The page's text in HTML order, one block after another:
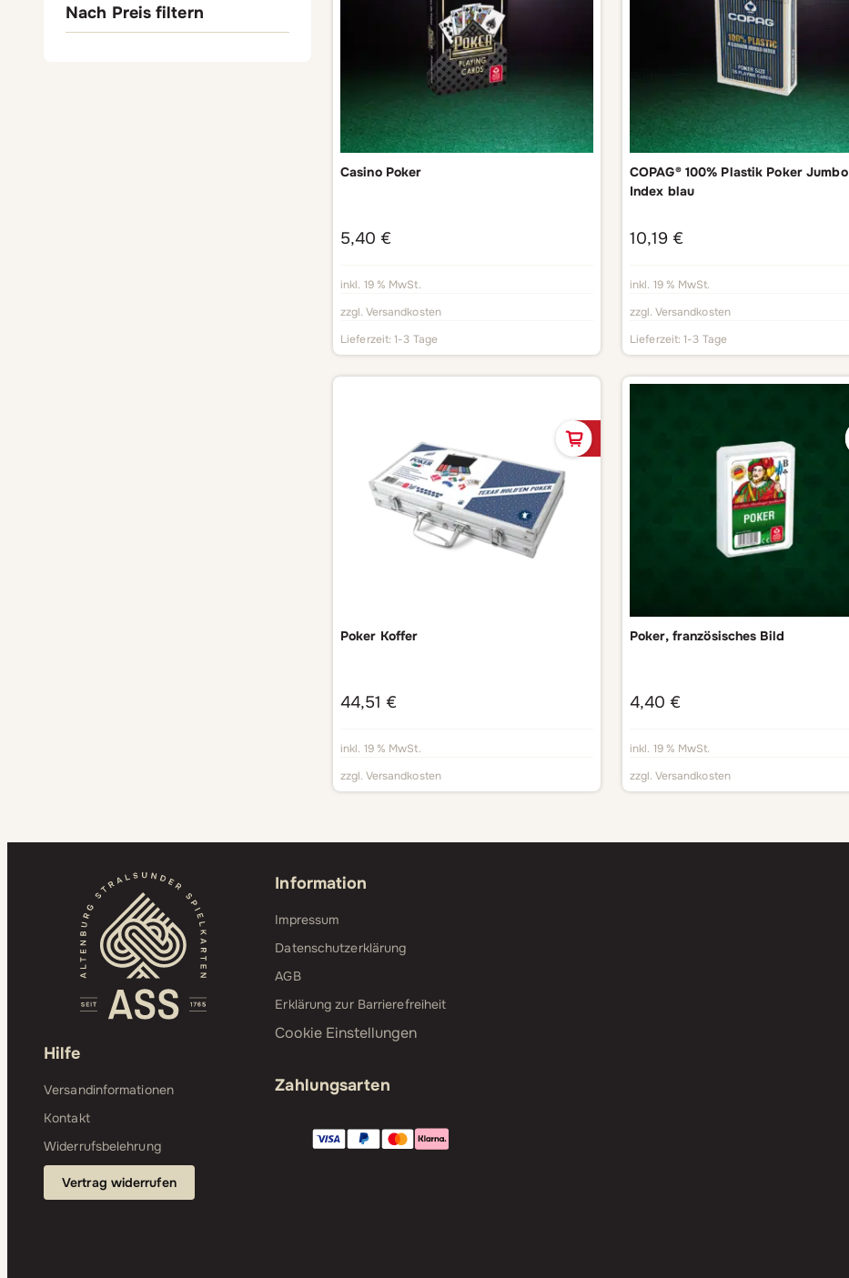
Nach Preis filtern
Casino Poker
5,40 €
inkl. 19 % MwSt.
zzgl. Versandkosten
Lieferzeit:1-3 Tage
COPAG® 100% Plastik Poker Jumbo
Index blau
10,19 €
inkl. 19 % MwSt.
zzgl. Versandkosten
Lieferzeit:1-3 Tage
Poker Koffer
44,51 €
inkl. 19 % MwSt.
zzgl. Versandkosten
Poker, französisches Bild
4,40 €
inkl. 19 % MwSt.
zzgl. Versandkosten
Hilfe
Versandinformationen
Kontakt
Widerrufsbelehrung
Vertrag widerrufen
Information
Impressum
Datenschutzerklärung
AGB
Erklärung zur Barrierefreiheit
Cookie Einstellungen
Zahlungsarten